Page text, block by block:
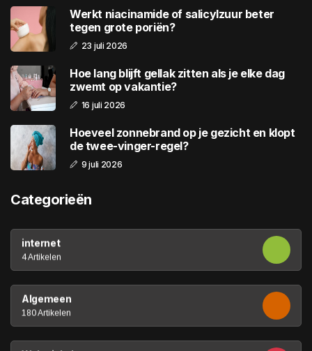
Werkt niacinamide of salicylzuur beter
tegen grote poriën?
23 juli 2026
Hoe lang blijft gellak zitten als je elke dag
zwemt op vakantie?
16 juli 2026
Hoeveel zonnebrand op je gezicht en klopt
de twee-vinger-regel?
9 juli 2026
Categorieën
internet
4 Artikelen
Algemeen
180 Artikelen